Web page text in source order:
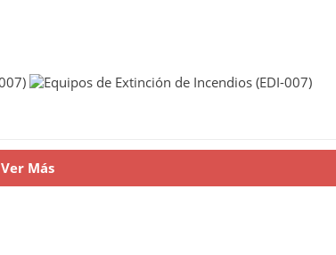
Ver Más